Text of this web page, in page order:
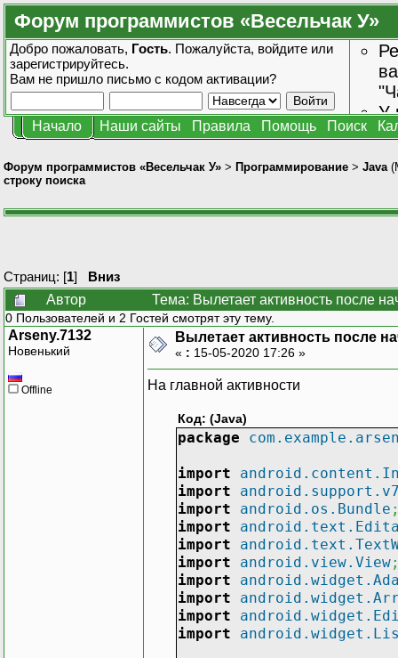
Форум программистов «Весельчак У»
Добро пожаловать, Гость. Пожалуйста, войдите или
зарегистрируйтесь.
Вам не пришло письмо с кодом активации?
У
Начало Наши сайты Правила Помощь Поиск
Форум программистов «Весельчак У» > Программирование > Java
строку поиска
Страниц: [1] Вниз
Автор
Тема: Вылетает активность после
0 Пользователей и 2 Гостей смотрят эту тему.
Arseny.7132
Новенький
Offline
Вылетает активность после
« : 15-05-2020 17:26 »
На главной активности
Код: (Java)
package
import
import
import
android.os.Bundle
import
import
import
android.view.View
import
import
import
import